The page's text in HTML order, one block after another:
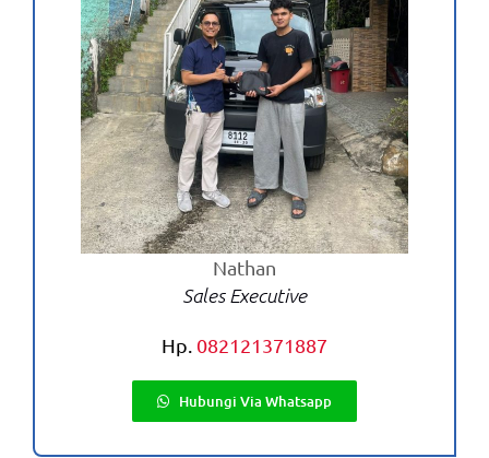
Nathan
Sales Executive
Hp. 082121371887
Hubungi Via Whatsapp